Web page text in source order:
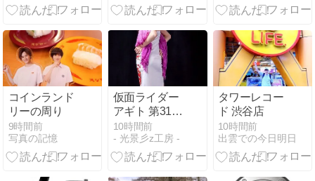
コインランド
リーの周り
9時間前
写真の記憶
仮面ライダー
アギト 第31話
「人の居場
所」
10時間前
- 光景彡z工房 -
タワーレコー
ド 渋谷店
10時間前
出雲での今日明日